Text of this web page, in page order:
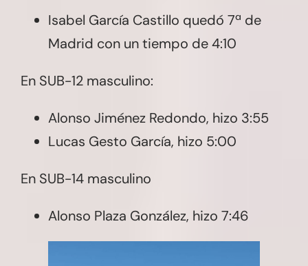
Isabel García Castillo quedó 7ª de
Madrid con un tiempo de 4:10
En SUB-12 masculino:
Alonso Jiménez Redondo, hizo 3:55
Lucas Gesto García, hizo 5:00
En SUB-14 masculino
Alonso Plaza González, hizo 7:46